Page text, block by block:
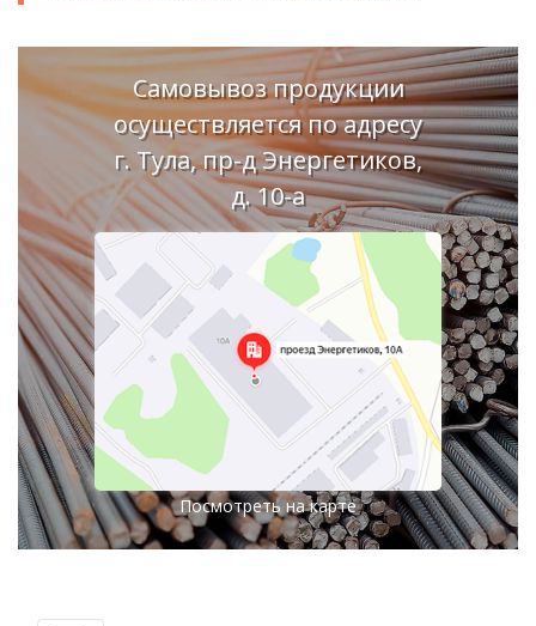
Самовывоз продукции
осуществляется по адресу
г. Тула, пр-д Энергетиков,
д. 10-а
Посмотреть на карте